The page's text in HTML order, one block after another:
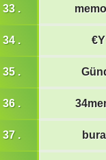
33 .
34 .
35 .
36 .
37 .